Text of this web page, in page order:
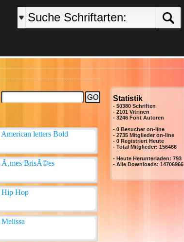
Statistik
- 50380 Schriften
- 2101 Vitrinen
- 3246 Font Autoren
- 0 Besucher on-line
- 2735 Mitglieder on-line
- 0 Registriert Heute
- Total Mitglieder: 156466
- Heute Herunterladen: 793
- Alle Downloads: 14706966